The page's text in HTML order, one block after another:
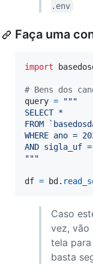
.env
Faça uma
import
# Bens dos
query =
"""
SELECT *
FROM
WHERE ano =
AND sigla_uf
"""
df = bd .
Caso
vez, vão
tela
basta